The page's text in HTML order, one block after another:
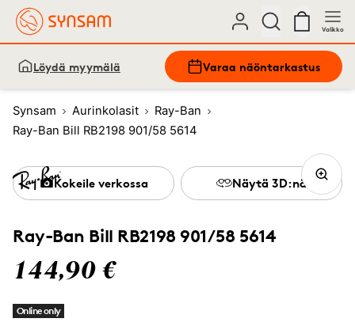
Valikko
Löydä myymälä Varaa näöntarkastus
Synsam Aurinkolasit
Ray-Ban
Ray-Ban Bill RB2198 901/58 5614
Ray-Ban Bill RB2198 901/58 5614
144,90 €
Online only
Kokeile verkossa Näytä 3D:nä